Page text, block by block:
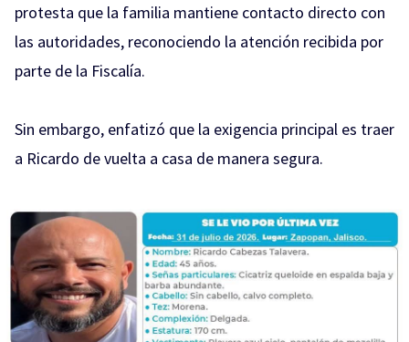
protesta que la familia mantiene contacto directo con
las autoridades, reconociendo la atención recibida por
parte de la Fiscalía.
Sin embargo, enfatizó que la exigencia principal es traer
a Ricardo de vuelta a casa de manera segura.